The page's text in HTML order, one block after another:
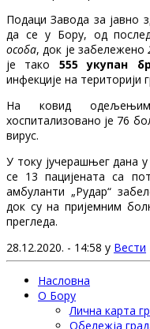
Подаци Завода за јавно
да се у Бору, од
особа, док је забележено
је тако 555 укупан
инфекције на територији
На ковид
хоспитализовано је 76
вирус.
У току јучерашњег дана
се 13 пацијената са
амбуланти „Рудар“
док су на пријемним
прегледа.
28.12.2020. - 14:58 у Вести
Насловна
О Бору
Лична карта
Обележја